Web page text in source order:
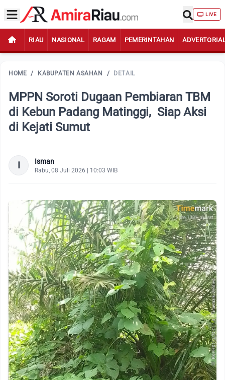
LIVE
RIAU NASIONAL RAGAM PEMERINTAHAN
HOME / KABUPATEN ASAHAN / DETAIL
MPPN Soroti Dugaan Pembiaran TBM
di Kebun Padang Matinggi, Siap Aksi
di Kejati Sumut
I Isman
Rabu, 08 Juli 2026 | 10:03 WIB